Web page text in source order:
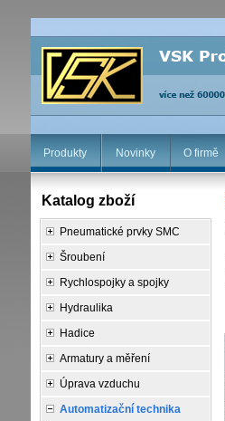
Produkty Novinky O firmě
Katalog zboží
Pneumatické prvky SMC
Šroubení
Rychlospojky a spojky
Hydraulika
Hadice
Armatury a měření
Úprava vzduchu
Automatizační technika